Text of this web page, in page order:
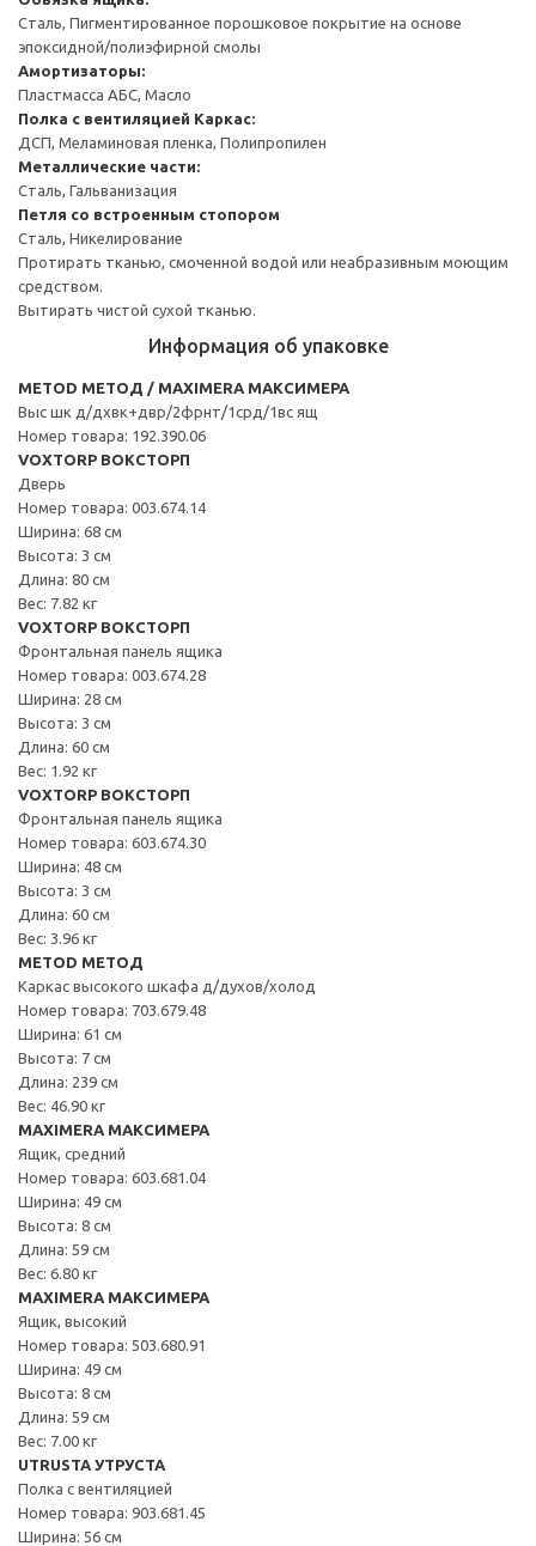
Сталь, Пигментированное порошковое покрытие на основе
эпоксидной/полиэфирной смолы
Амортизаторы:
Пластмасса АБС, Масло
Полка с вентиляцией Каркас:
ДСП, Меламиновая пленка, Полипропилен
Металлические части:
Сталь, Гальванизация
Петля со встроенным стопором
Сталь, Никелирование
Протирать тканью, смоченной водой или неабразивным моющим
средством.
Вытирать чистой сухой тканью.
Информация об упаковке
METOD МЕТОД / MAXIMERA МАКСИМЕРА
Выс шк д/дхвк+двр/2фрнт/1срд/1вс ящ
Номер товара: 192.390.06
VOXTORP ВОКСТОРП
Дверь
Номер товара: 003.674.14
Ширина: 68 см
Высота: 3 см
Длина: 80 см
Вес: 7.82 кг
VOXTORP ВОКСТОРП
Фронтальная панель ящика
Номер товара: 003.674.28
Ширина: 28 см
Высота: 3 см
Длина: 60 см
Вес: 1.92 кг
VOXTORP ВОКСТОРП
Фронтальная панель ящика
Номер товара: 603.674.30
Ширина: 48 см
Высота: 3 см
Длина: 60 см
Вес: 3.96 кг
METOD МЕТОД
Каркас высокого шкафа д/духов/холод
Номер товара: 703.679.48
Ширина: 61 см
Высота: 7 см
Длина: 239 см
Вес: 46.90 кг
MAXIMERA МАКСИМЕРА
Ящик, средний
Номер товара: 603.681.04
Ширина: 49 см
Высота: 8 см
Длина: 59 см
Вес: 6.80 кг
MAXIMERA МАКСИМЕРА
Ящик, высокий
Номер товара: 503.680.91
Ширина: 49 см
Высота: 8 см
Длина: 59 см
Вес: 7.00 кг
UTRUSTA УТРУСТА
Полка с вентиляцией
Номер товара: 903.681.45
Ширина: 56 см